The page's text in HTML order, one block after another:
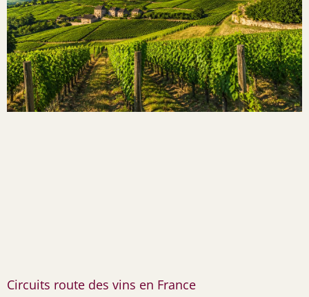
Circuits route des vins en France